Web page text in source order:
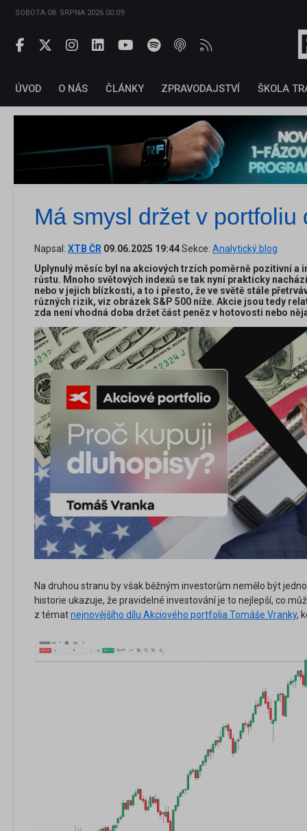
SOBOTA 08. SRPNA 2026 00:09
ÚVOD O NÁS ČLÁNKY ZPRAVODAJSTVÍ ŠKOLA
Má smysl držet v portfoliu
Napsal: XTB ČR 09.06.2025 19:44Sekce: Analytický blog
Uplynulý měsíc byl na akciových trzích poměrně pozitivní a
růstu. Mnoho světových indexů se tak nyní prakticky
nebo v jejich blízkosti, a to i přesto, že ve světě stále
různých rizik, viz obrázek S&P 500 níže. Akcie jsou tedy
zda není vhodná doba držet část peněz v hotovosti nebo
Na druhou stranu by však běžným investorům nemělo být
historie ukazuje, že pravidelné investování je to nejlepší, co
z tématnejnovějšího dílu Akciového portfolia Tomáše Vranky,